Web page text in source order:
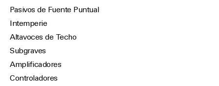
Pasivos de Fuente Puntual
Intemperie
Altavoces de Techo
Subgraves
Amplificadores
Controladores